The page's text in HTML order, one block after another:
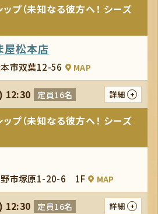
プ（未知なる彼方へ！ シーズ
屋松本店
市双葉12-56 MAP
12:30 定員16名 詳細
プ（未知なる彼方へ！ シーズ
野市塚原1-20-6 1F MAP
12:30 定員16名 詳細